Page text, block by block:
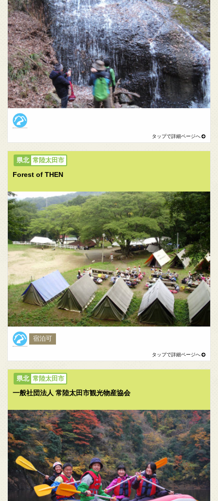
常陸太田市
Forest of THEN
宿泊可
常陸太田市
一般社団法人 常陸太田市観光物産協会